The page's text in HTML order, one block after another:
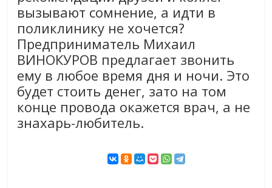
вызывают сомнение, а идти в
поликлинику не хочется?
Предприниматель Михаил
ВИНОКУРОВ предлагает звонить
ему в любое время дня и ночи. Это
будет стоить денег, зато на том
конце провода окажется врач, а не
знахарь-любитель.